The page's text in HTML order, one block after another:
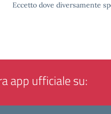
Eccetto dove diversamente
app ufficiale su: